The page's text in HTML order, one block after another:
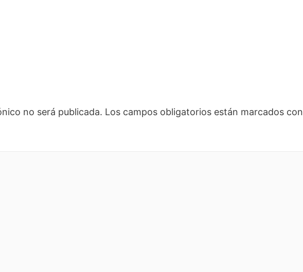
no será publicada. Los campos obligatorios están marcados con